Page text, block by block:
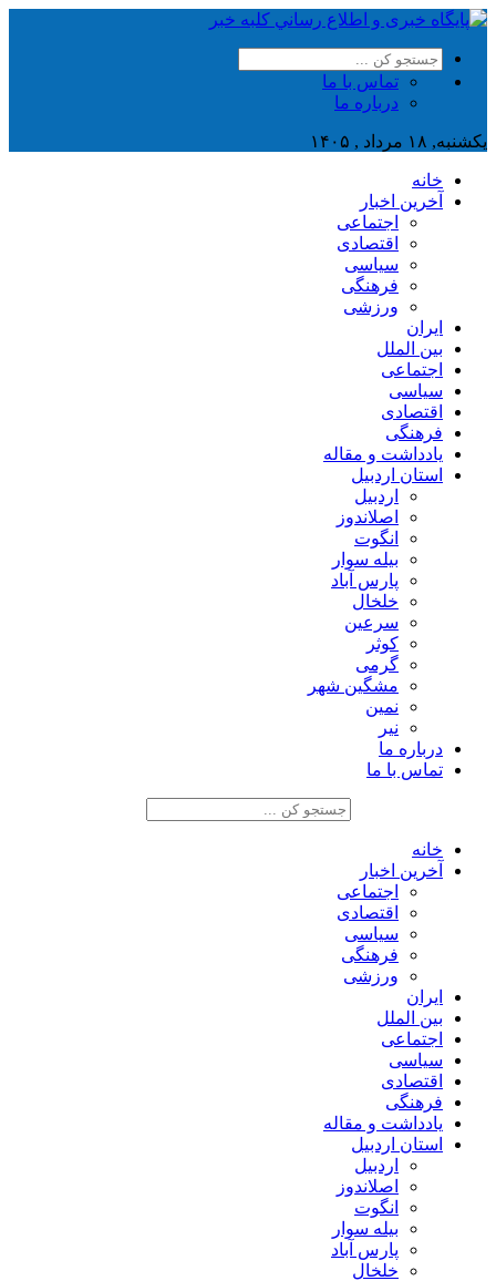
تماس با ما
درباره ما
یکشنبه, ۱۸ مرداد , ۱۴۰۵
خانه
آخرین اخبار
اجتماعی
اقتصادی
سیاسی
فرهنگی
ورزشی
ایران
بین الملل
اجتماعی
سیاسی
اقتصادی
فرهنگی
یادداشت و مقاله
استان اردبیل
اردبیل
اصلاندوز
انگوت
بیله سوار
پارس آباد
خلخال
سرعین
کوثر
گرمی
مشگین شهر
نمین
نیر
درباره ما
تماس با ما
خانه
آخرین اخبار
اجتماعی
اقتصادی
سیاسی
فرهنگی
ورزشی
ایران
بین الملل
اجتماعی
سیاسی
اقتصادی
فرهنگی
یادداشت و مقاله
استان اردبیل
اردبیل
اصلاندوز
انگوت
بیله سوار
پارس آباد
خلخال